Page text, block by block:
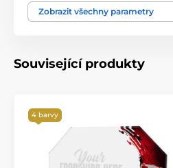
Materiál
Zobrazit všechny parametry
Související produkty
4 barvy